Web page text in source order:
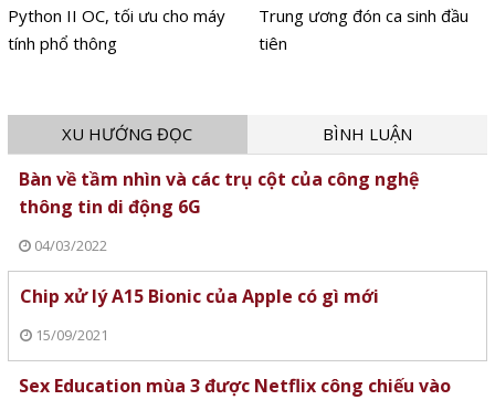
Python II OC, tối ưu cho máy
tính phổ thông
Trung ương đón ca sinh đầu
tiên
XU HƯỚNG ĐỌC BÌNH LUẬN
Bàn về tầm nhìn và các trụ cột của công nghệ
thông tin di động 6G
04/03/2022
Chip xử lý A15 Bionic của Apple có gì mới
15/09/2021
Sex Education mùa 3 được Netflix công chiếu vào